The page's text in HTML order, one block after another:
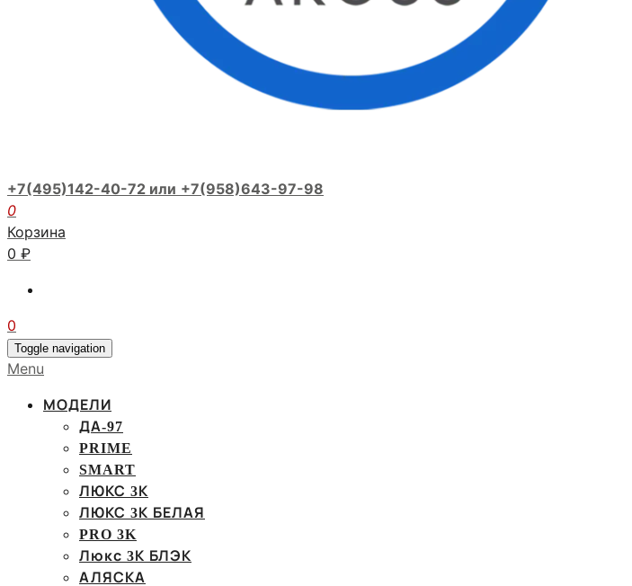
+7(495)142-40-72 или +7(958)643-97-98
0
Корзина
0 ₽
0
Toggle navigation
Menu
МОДЕЛИ
ДА-97
PRIME
SMART
ЛЮКС 3К
ЛЮКС 3К БЕЛАЯ
PRO 3K
Люкс 3К БЛЭК
АЛЯСКА